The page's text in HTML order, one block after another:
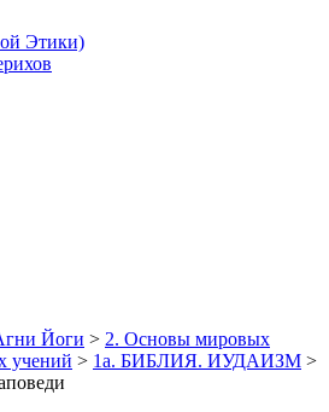
Этики)
Йоги > 2. Основы мировых
учений > 1а. БИБЛИЯ. ИУДАИЗМ >